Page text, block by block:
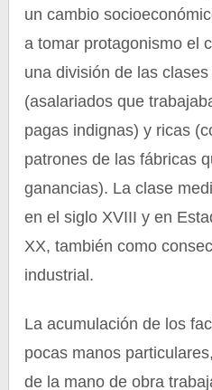
un cambio
a tomar protagonismo el
una división de las
(asalariados que
pagas indignas) y ricas
patrones de las fábricas
ganancias). La clase
en el siglo XVIII y en
XX, también como
industrial.
La acumulación de los
pocas manos
de la mano de obra